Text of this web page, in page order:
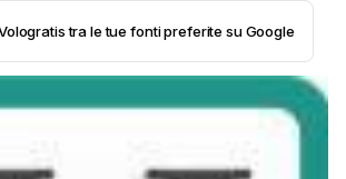
tra le tue fonti preferite su Google